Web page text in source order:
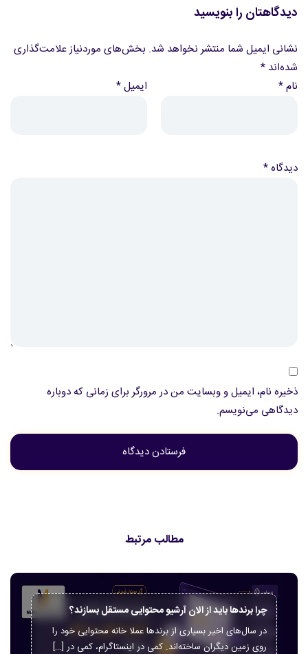
دیدگاهتان را بنویسید
نشانی ایمیل شما منتشر نخواهد شد. بخش‌های موردنیاز علامت‌گذاری
شده‌اند *
دیدگاه*
نام* ایمیل*
ذخیره نام، ایمیل و وبسایت من در مرورگر برای زمانی که دوباره
دیدگاهی می‌نویسم.
مطالب مرتبط
چرا برندها باید از الان آرشیو محتوایی مستقل بسازند؟
در سال‌های اخیر بسیاری از برندها عملا خانه محتوایی خود را
روی زمین دیگران ساخته‌اند. کمی در اینستاگرام، کمی در […]